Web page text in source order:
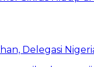
Delegasi